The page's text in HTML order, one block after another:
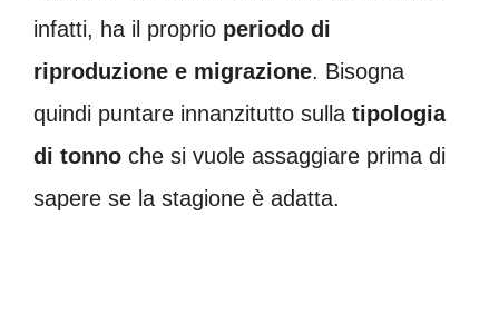
infatti, ha il proprio periodo di
riproduzione e migrazione. Bisogna
quindi puntare innanzitutto sulla tipologia
di tonno che si vuole assaggiare prima di
sapere se la stagione è adatta.